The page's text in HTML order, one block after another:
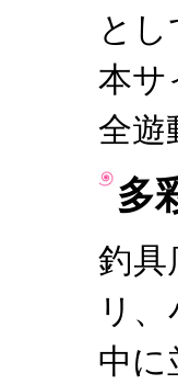
と
本サ
全遊
多
釣具
リ
中に